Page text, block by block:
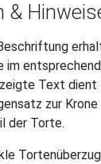
&
Text dient
zur
der Torte.